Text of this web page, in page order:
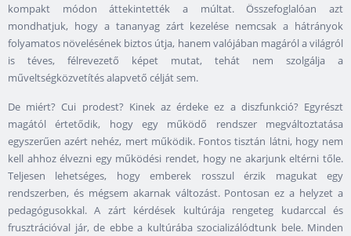
kompakt módon áttekintették a múltat. Összefoglalóan azt
mondhatjuk, hogy a tananyag zárt kezelése nemcsak a hátrányok
folyamatos növelésének biztos útja, hanem valójában magáról a világról
is téves, félrevezető képet mutat, tehát nem szolgálja a
műveltségközvetítés alapvető célját sem.
De miért? Cui prodest? Kinek az érdeke ez a diszfunkció? Egyrészt
magától értetődik, hogy egy működő rendszer megváltoztatása
egyszerűen azért nehéz, mert működik. Fontos tisztán látni, hogy nem
kell ahhoz élvezni egy működési rendet, hogy ne akarjunk eltérni tőle.
Teljesen lehetséges, hogy emberek rosszul érzik magukat egy
rendszerben, és mégsem akarnak változást. Pontosan ez a helyzet a
pedagógusokkal. A zárt kérdések kultúrája rengeteg kudarccal és
frusztrációval jár, de ebbe a kultúrába szocializálódtunk bele. Minden